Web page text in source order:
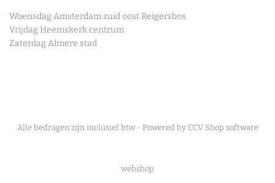
Woensdag Amsterdam zuid oost Reigersbos
Vrijdag Heemskerk centrum
Zaterdag Almere stad
Alle bedragen zijn inclusief btw - Powered by CCV Shop software
webshop